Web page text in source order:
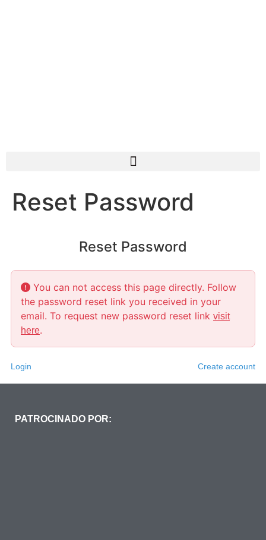
Reset Password
Reset Password
You can not access this page directly. Follow
the password reset link you received in your
email. To request new password reset link visit
here.
Login Create account
PATROCINADO POR: